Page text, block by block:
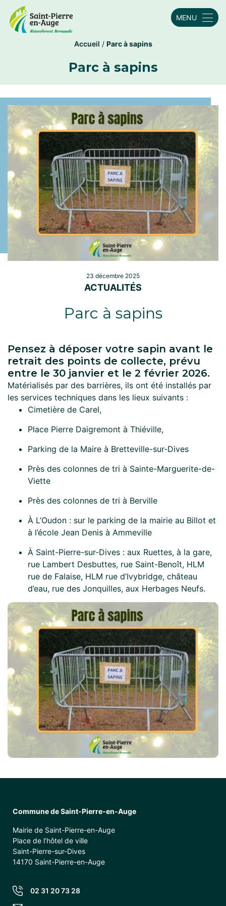
MENU
Accueil / Parc à sapins
Parc à sapins
23 décembre 2025
ACTUALITÉS
Parc à sapins
Pensez à déposer votre sapin avant le
retrait des points de collecte, prévu
entre le 30 janvier et le 2 février 2026.
Matérialisés par des barrières, ils ont été installés par
les services techniques dans les lieux suivants :
Cimetière de Carel,
Place Pierre Daigremont à Thiéville,
Parking de la Maire à Bretteville-sur-Dives
Près des colonnes de tri à Sainte-Marguerite-de-
Viette
Près des colonnes de tri à Berville
À L’Oudon : sur le parking de la mairie au Billot et
à l’école Jean Denis à Ammeville
À Saint-Pierre-sur-Dives : aux Ruettes, à la gare,
rue Lambert Desbuttes, rue Saint-Benoît, HLM
rue de Falaise, HLM rue d’Ivybridge, château
d’eau, rue des Jonquilles, aux Herbages Neufs.
Commune de Saint-Pierre-en-Auge
Mairie de Saint-Pierre-en-Auge
Place de l’hôtel de ville
Saint-Pierre-sur-Dives
14170 Saint-Pierre-en-Auge
02 31 20 73 28